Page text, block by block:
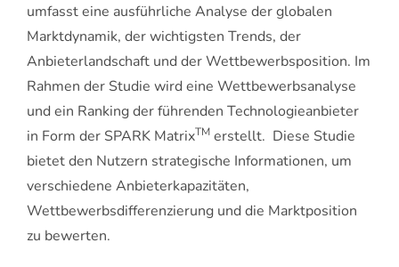
umfasst eine ausführliche Analyse der globalen
Marktdynamik, der wichtigsten Trends, der
Anbieterlandschaft und der Wettbewerbsposition. Im
Rahmen der Studie wird eine Wettbewerbsanalyse
und ein Ranking der führenden Technologieanbieter
in Form der SPARK MatrixTM erstellt. Diese Studie
bietet den Nutzern strategische Informationen, um
verschiedene Anbieterkapazitäten,
Wettbewerbsdifferenzierung und die Marktposition
zu bewerten.